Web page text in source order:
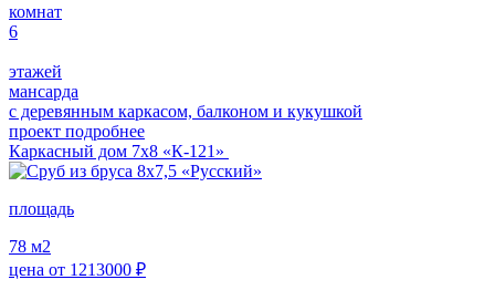
комнат
6
этажей
мансарда
с деревянным каркасом, балконом и кукушкой
проект подробнее
Каркасный дом 7х8 «К-121»
площадь
78 м2
цена от 1213000 ₽